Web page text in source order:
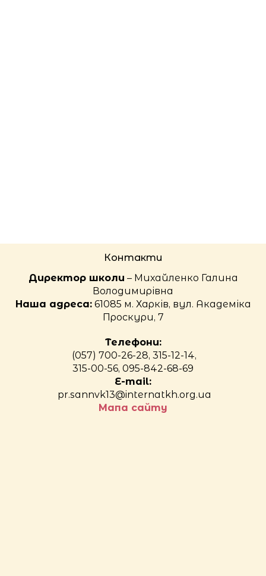
Контакти
Директор школи – Михайленко Галина
Володимирівна
Наша адреса:61085 м. Харків, вул. Академіка
Проскури, 7
Телефони:
(057) 700-26-28, 315-12-14,
315-00-56, 095-842-68-69
E-mail:
pr.sannvk13@internatkh.org.ua
Мапа сайту